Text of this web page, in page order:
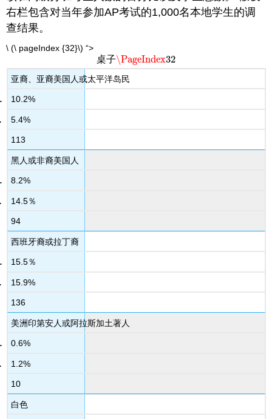
右栏包含对当年参加AP考试的1,000名本地学生的调
查结果。
\ (\ pageIndex {32}\) “>
亚裔、亚裔美国人或太平洋岛民
10.2%
5.4%
113
黑人或非裔美国人
8.2%
14.5％
94
西班牙裔或拉丁裔
15.5％
15.9%
136
美洲印第安人或阿拉斯加土著人
0.6%
1.2%
10
白色
桌子\PageIndex32
\PageIndex32